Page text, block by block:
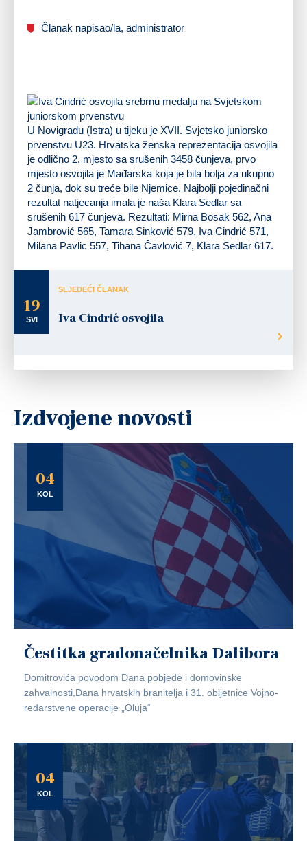
Članak napisao/la, administrator
U Novigradu (Istra) u tijeku je XVII. Svjetsko juniorsko
prvenstvu U23. Hrvatska ženska reprezentacija osvojila
je odlično 2. mjesto sa srušenih 3458 čunjeva, prvo
mjesto osvojila je Mađarska koja je bila bolja za ukupno
2 čunja, dok su treće bile Njemice. Najbolji pojedinačni
rezultat natjecanja imala je naša Klara Sedlar sa
srušenih 617 čunjeva. Rezultati: Mirna Bosak 562, Ana
Jambrović 565, Tamara Sinković 579, Iva Cindrić 571,
Milana Pavlic 557, Tihana Čavlović 7, Klara Sedlar 617.
19
SVI
SLJEDEĆI ČLANAK
Iva Cindrić osvojila
Izdvojene novosti
04
KOL
Čestitka gradonačelnika Dalibora
Domitrovića povodom Dana pobjede i domovinske
zahvalnosti,Dana hrvatskih branitelja i 31. obljetnice Vojno-
redarstvene operacije „Oluja“
04
KOL